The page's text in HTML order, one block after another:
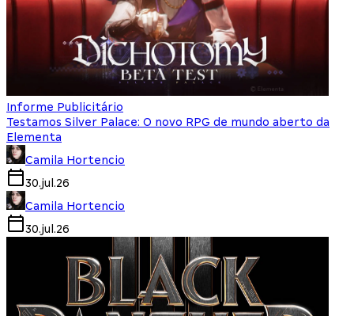
Informe Publicitário
Testamos Silver Palace: O novo RPG de mundo aberto da
Elementa
Camila Hortencio
30.jul.26
Camila Hortencio
30.jul.26